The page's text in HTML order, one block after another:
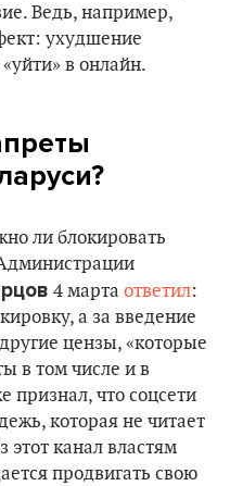
Ведь, например,
ухудшение
в онлайн.
ли блокировать
4 марта ответил:
а за введение
цензы, «которые
в том числе и в
признал, что соцсети
которая не читает
этот канал властям
продвигать свою